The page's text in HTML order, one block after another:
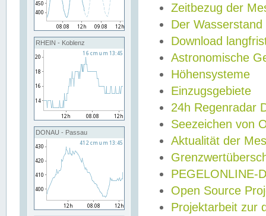
RHEIN - Koblenz
DONAU - Passau
Zeitbezug der
Der Wasserstand
Download
Astronomische
Höhensysteme
Einzugsgebiete
24h Regenradar
Seezeichen von
Aktualität der
PEGELONLINE-
Open Source
Projektarbeit zur